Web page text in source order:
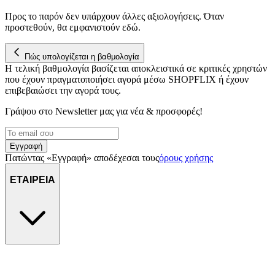
Προς το παρόν δεν υπάρχουν άλλες αξιολογήσεις. Όταν
προστεθούν, θα εμφανιστούν εδώ.
Πώς υπολογίζεται η βαθμολογία
Η τελική βαθμολογία βασίζεται αποκλειστικά σε κριτικές χρηστών
που έχουν πραγματοποιήσει αγορά μέσω SHOPFLIX ή έχουν
επιβεβαιώσει την αγορά τους.
Γράψου στο Νewsletter μας για νέα & προσφορές!
Εγγραφή
Πατώντας «Εγγραφή» αποδέχεσαι τουςόρους χρήσης
ΕΤΑΙΡΕΙΑ